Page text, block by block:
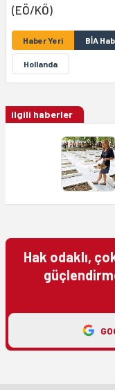
(EÖ/KÖ)
Haber Yeri BİA
Hollanda
ilgili haberler
Hak odaklı,